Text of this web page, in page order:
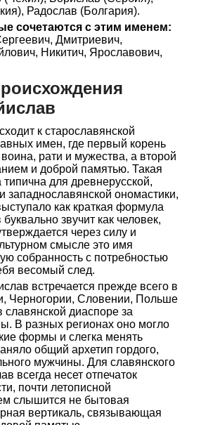
Радослав (Болгария).
сочетаются с этим именем:
Дмитриевич,
Никитич, Ярославович,
к старославянской
имен, где первый корень
рати и мужества, а второй
и доброй памятью. Такая
типична для древнерусской,
западнославянской ономастики,
как краткая формула
звучит как человек,
через силу и
смысле это имя
собранность с потребностью
весомый след.
встречается прежде всего в
Черногории, Словении, Польше
славянской диаспоре за
В разных регионах оно могло
формы и слегка менять
общий архетип гордого,
мужчины. Для славянского
всегда несет отпечаток
почти летописной
слышится не бытовая
вертикаль, связывающая